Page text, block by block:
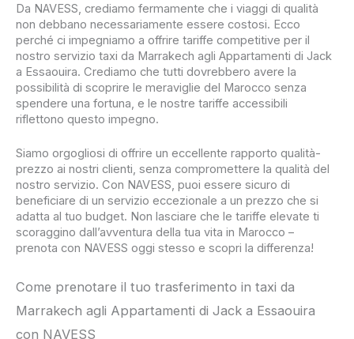
Da NAVESS, crediamo fermamente che i viaggi di qualità
non debbano necessariamente essere costosi. Ecco
perché ci impegniamo a offrire tariffe competitive per il
nostro servizio taxi da Marrakech agli Appartamenti di Jack
a Essaouira. Crediamo che tutti dovrebbero avere la
possibilità di scoprire le meraviglie del Marocco senza
spendere una fortuna, e le nostre tariffe accessibili
riflettono questo impegno.
Siamo orgogliosi di offrire un eccellente rapporto qualità-
prezzo ai nostri clienti, senza compromettere la qualità del
nostro servizio. Con NAVESS, puoi essere sicuro di
beneficiare di un servizio eccezionale a un prezzo che si
adatta al tuo budget. Non lasciare che le tariffe elevate ti
scoraggino dall’avventura della tua vita in Marocco –
prenota con NAVESS oggi stesso e scopri la differenza!
Come prenotare il tuo trasferimento in taxi da
Marrakech agli Appartamenti di Jack a Essaouira
con NAVESS